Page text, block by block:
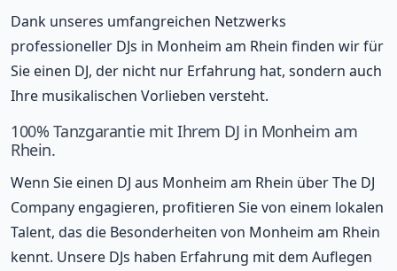
Dank unseres umfangreichen Netzwerks
professioneller DJs in Monheim am Rhein finden wir für
Sie einen DJ, der nicht nur Erfahrung hat, sondern auch
Ihre musikalischen Vorlieben versteht.
100% Tanzgarantie mit Ihrem DJ in Monheim am
Rhein.
Wenn Sie einen DJ aus Monheim am Rhein über The DJ
Company engagieren, profitieren Sie von einem lokalen
Talent, das die Besonderheiten von Monheim am Rhein
kennt. Unsere DJs haben Erfahrung mit dem Auflegen